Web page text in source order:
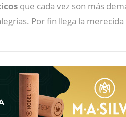
que cada vez son más
Por fin llega la